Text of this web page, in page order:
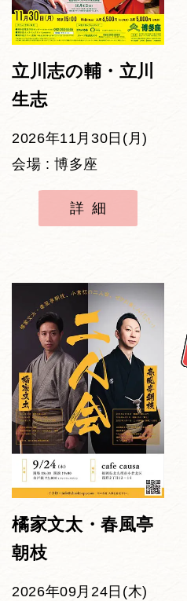
立川志の輔・立川
生志
2026年11月30日(月)
会場 : 博多座
詳細
橘家文太・春風亭
朝枝
2026年09月24日(木)